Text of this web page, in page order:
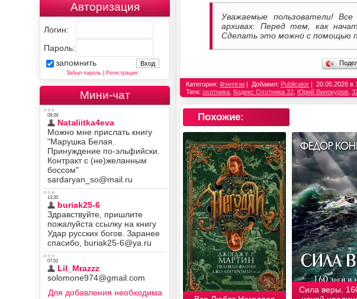
Уважаемые пользователи!
архивах. Перед тем, как
Сделать это можно с помощью
Категория:Фэнтези Добавил: Publicator
20.05.2026 в
Теги:охотника Кодекс Охотника 32 Юрий Винокуров ,
Похожие:
Сила веры.
Авторизация
Логин:
Пароль:
запомнить
Забыл пароль| Регистрация
Мини-чат
Для добавления необходима